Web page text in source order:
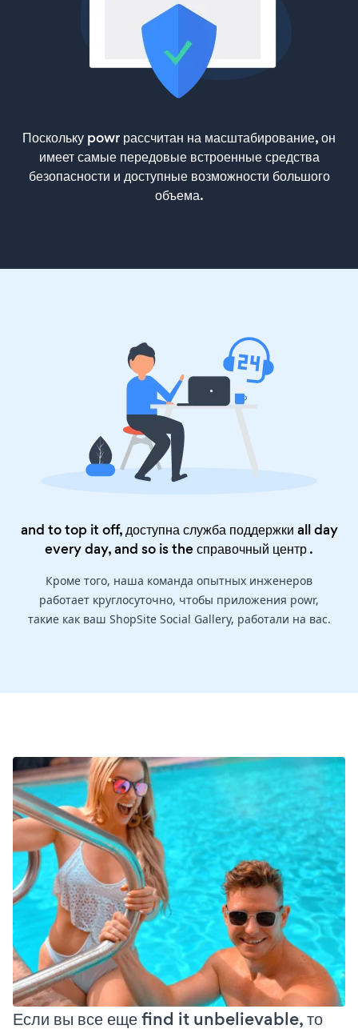
Поскольку powr рассчитан на масштабирование, он
имеет самые передовые встроенные средства
безопасности и доступные возможности большого
объема.
and to top it off, доступна служба поддержки all day
every day, and so is theсправочный центр.
Кроме того, наша команда опытных инженеров
работает круглосуточно, чтобы приложения powr,
такие как ваш ShopSite Social Gallery, работали на вас.
Если вы все еще find it unbelievable, то